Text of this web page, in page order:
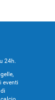
24h.
eventi